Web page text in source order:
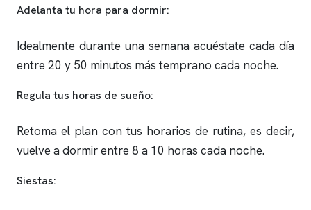
Adelanta tu hora para dormir:
Idealmente durante una semana acuéstate cada día
entre 20 y 50 minutos más temprano cada noche.
Regula tus horas de sueño:
Retoma el plan con tus horarios de rutina, es decir,
vuelve a dormir entre 8 a 10 horas cada noche.
Siestas: